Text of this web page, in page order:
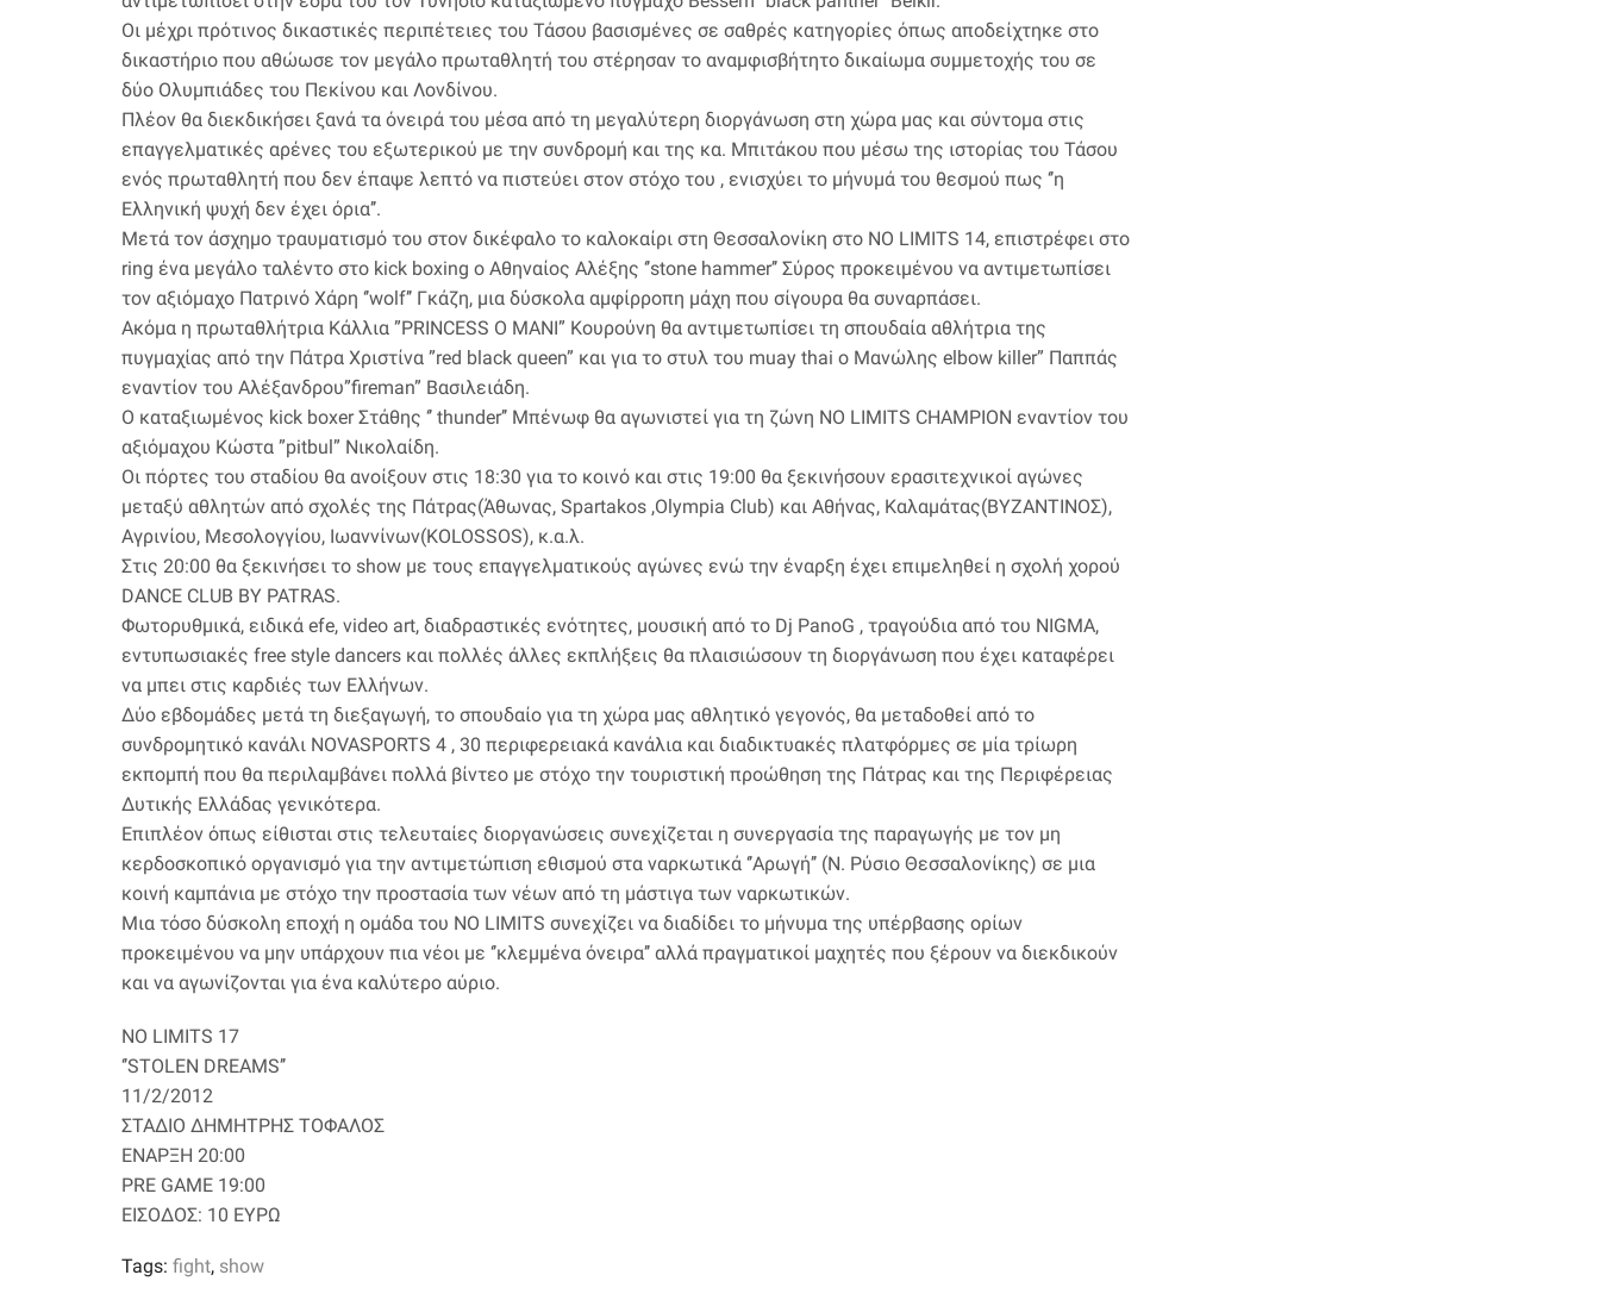
Οι μέχρι πρότινος δικαστικές περιπέτειες του Τάσου βασισμένες σε σαθρές κατηγορίες όπως αποδείχτηκε στο
δικαστήριο που αθώωσε τον μεγάλο πρωταθλητή του στέρησαν το αναμφισβήτητο δικαίωμα συμμετοχής του σε
δύο Ολυμπιάδες του Πεκίνου και Λονδίνου.
Πλέον θα διεκδικήσει ξανά τα όνειρά του μέσα από τη μεγαλύτερη διοργάνωση στη χώρα μας και σύντομα στις
επαγγελματικές αρένες του εξωτερικού με την συνδρομή και της κα. Μπιτάκου που μέσω της ιστορίας του Τάσου
ενός πρωταθλητή που δεν έπαψε λεπτό να πιστεύει στον στόχο του , ενισχύει το μήνυμά του θεσμού πως ‘’η
Ελληνική ψυχή δεν έχει όρια’’.
Μετά τον άσχημο τραυματισμό του στον δικέφαλο το καλοκαίρι στη Θεσσαλονίκη στο NO LIMITS 14, επιστρέφει στο
ring ένα μεγάλο ταλέντο στο kick boxing ο Αθηναίος Αλέξης ‘’stone hammer’’ Σύρος προκειμένου να αντιμετωπίσει
τον αξιόμαχο Πατρινό Χάρη ‘’wolf’’ Γκάζη, μια δύσκολα αμφίρροπη μάχη που σίγουρα θα συναρπάσει.
Ακόμα η πρωταθλήτρια Κάλλια ”PRINCESS O MANI” Κουρούνη θα αντιμετωπίσει τη σπουδαία αθλήτρια της
πυγμαχίας από την Πάτρα Χριστίνα ”red black queen” και για το στυλ του muay thai ο Μανώλης elbow killer” Παππάς
εναντίον του Αλέξανδρου”fireman” Βασιλειάδη.
O καταξιωμένος kick boxer Στάθης ‘’ thunder’’ Μπένωφ θα αγωνιστεί για τη ζώνη NO LIMITS CHAMPION εναντίον του
αξιόμαχου Κώστα ”pitbul” Νικολαίδη.
Οι πόρτες του σταδίου θα ανοίξουν στις 18:30 για το κοινό και στις 19:00 θα ξεκινήσουν ερασιτεχνικοί αγώνες
μεταξύ αθλητών από σχολές της Πάτρας(Άθωνας, Spartakos ,Olympia Club) και Αθήνας, Καλαμάτας(ΒΥΖΑΝΤΙΝΟΣ),
Αγρινίου, Μεσολογγίου, Ιωαννίνων(KOLOSSOS), κ.α.λ.
Στις 20:00 θα ξεκινήσει το show με τους επαγγελματικούς αγώνες ενώ την έναρξη έχει επιμεληθεί η σχολή χορού
DANCE CLUB BY PATRAS.
Φωτορυθμικά, ειδικά efe, video art, διαδραστικές ενότητες, μουσική από το Dj PanoG , τραγούδια από του NIGMA,
εντυπωσιακές free style dancers και πολλές άλλες εκπλήξεις θα πλαισιώσουν τη διοργάνωση που έχει καταφέρει
να μπει στις καρδιές των Ελλήνων.
Δύο εβδομάδες μετά τη διεξαγωγή, το σπουδαίο για τη χώρα μας αθλητικό γεγονός, θα μεταδοθεί από το
συνδρομητικό κανάλι NOVASPORTS 4 , 30 περιφερειακά κανάλια και διαδικτυακές πλατφόρμες σε μία τρίωρη
εκπομπή που θα περιλαμβάνει πολλά βίντεο με στόχο την τουριστική προώθηση της Πάτρας και της Περιφέρειας
Δυτικής Ελλάδας γενικότερα.
Επιπλέον όπως είθισται στις τελευταίες διοργανώσεις συνεχίζεται η συνεργασία της παραγωγής με τον μη
κερδοσκοπικό οργανισμό για την αντιμετώπιση εθισμού στα ναρκωτικά ‘’Αρωγή’’ (Ν. Ρύσιο Θεσσαλονίκης) σε μια
κοινή καμπάνια με στόχο την προστασία των νέων από τη μάστιγα των ναρκωτικών.
Μια τόσο δύσκολη εποχή η ομάδα του NO LIMITS συνεχίζει να διαδίδει το μήνυμα της υπέρβασης ορίων
προκειμένου να μην υπάρχουν πια νέοι με ‘’κλεμμένα όνειρα’’ αλλά πραγματικοί μαχητές που ξέρουν να διεκδικούν
και να αγωνίζονται για ένα καλύτερο αύριο.
NO LIMITS 17
‘’STOLEN DREAMS’’
11/2/2012
ΣΤΑΔΙΟ ΔΗΜΗΤΡΗΣ ΤΟΦΑΛΟΣ
ΕΝΑΡΞΗ 20:00
PRE GAME 19:00
ΕΙΣΟΔΟΣ: 10 ΕΥΡΩ
Tags: fight, show